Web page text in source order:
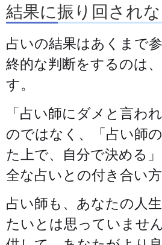
結果に振り回され
占いの結果はあくまで
終的な判断をするのは
す。
「占い師にダメと言わ
のではなく、「占い師
た上で、自分で決める
全な占いとの付き合い方
占い師も、あなたの人
たいとは思っていませ